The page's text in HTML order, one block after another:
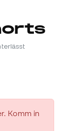
Komm in